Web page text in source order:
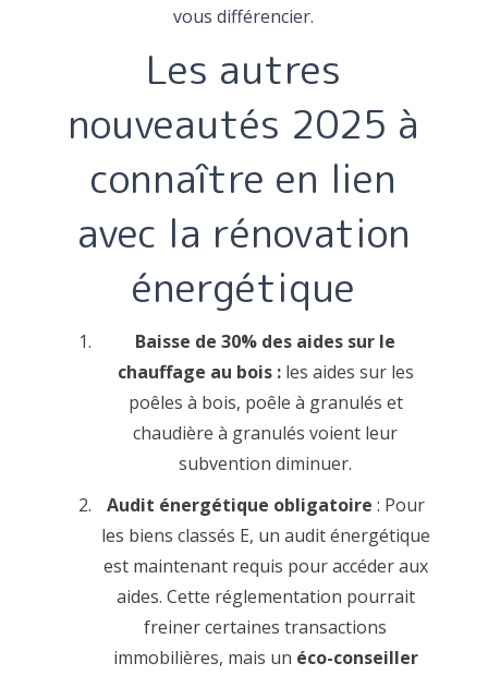
vous différencier.
Les autres
nouveautés 2025 à
connaître en lien
avec la rénovation
énergétique
Baisse de 30% des aides sur le
chauffage au bois : les aides sur les
poêles à bois, poêle à granulés et
chaudière à granulés voient leur
subvention diminuer.
Audit énergétique obligatoire : Pour
les biens classés E, un audit énergétique
est maintenant requis pour accéder aux
aides. Cette réglementation pourrait
freiner certaines transactions
immobilières, mais un éco-conseiller